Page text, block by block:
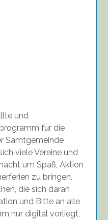
und
für die
Samtgemeinde
viele Vereine und
um Spaß, Aktion
zu bringen.
die sich daran
und Bitte an alle
nur digital vorliegt,